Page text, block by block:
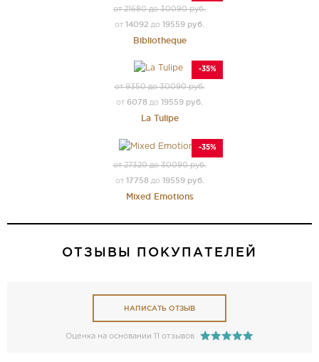
от 21680 до 30090 руб.
от 14092 до 19559 руб.
Bibliotheque
-35%
от 9350 до 30090 руб.
от 6078 до 19559 руб.
La Tulipe
-35%
от 27320 до 30090 руб.
от 17758до 19559 руб.
Mixed Emotions
ОТЗЫВЫ ПОКУПАТЕЛЕЙ
НАПИСАТЬ ОТЗЫВ
Оценка на основании 11 отзывов